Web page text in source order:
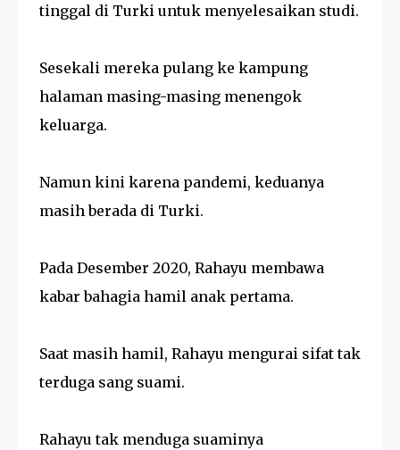
tinggal di Turki untuk menyelesaikan studi.
Sesekali mereka pulang ke kampung
halaman masing-masing menengok
keluarga.
Namun kini karena pandemi, keduanya
masih berada di Turki.
Pada Desember 2020, Rahayu membawa
kabar bahagia hamil anak pertama.
Saat masih hamil, Rahayu mengurai sifat tak
terduga sang suami.
Rahayu tak menduga suaminya